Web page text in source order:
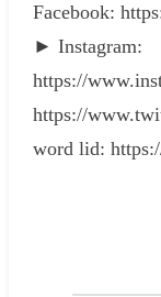
Facebook:
► Instagram:
https://
https://
word lid: